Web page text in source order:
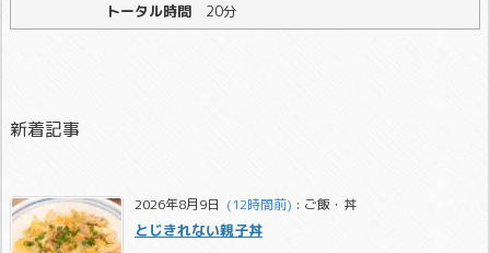
トータル時間
20分
新着記事
2026年8月9日
  (12時間前)
: ご飯・丼
とじきれない親子丼